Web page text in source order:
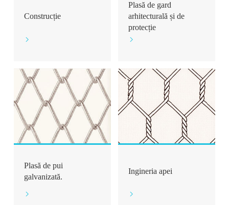
Construcție

Plasă de gard
arhitecturală și de
protecție

Plasă de pui
galvanizată.

Ingineria apei
